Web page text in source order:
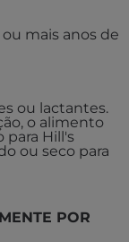
mais anos de
ou lactantes.
o alimento
para Hill's
ou seco para
POR